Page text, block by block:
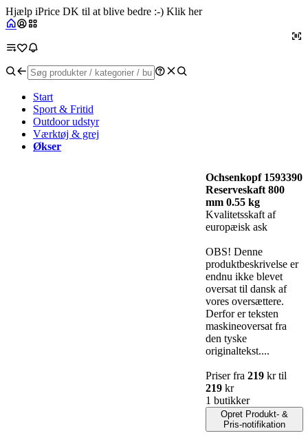
Hjælp iPrice DK til at blive bedre :-) Klik her
Start
Sport & Fritid
Outdoor udstyr
Værktøj & grej
Økser
Ochsenkopf 1593390
Reserveskaft 800
mm 0.55 kg
Kvalitetsskaft af
europæisk ask
OBS! Denne
produktbeskrivelse er
endnu ikke blevet
oversat til dansk af
vores oversættere.
Derfor er teksten
maskineoversat fra
den tyske
originaltekst....
Priser fra 219 kr til
219 kr
1 butikker
Opret Produkt- &
Pris-notifikation